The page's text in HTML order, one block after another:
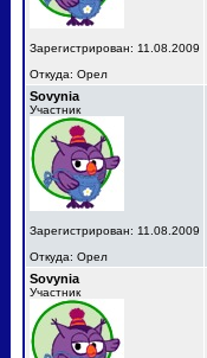
Зарегистрирован: 11.08.2009
Откуда: Орел
Sovynia
Участник
Зарегистрирован: 11.08.2009
Откуда: Орел
Sovynia
Участник